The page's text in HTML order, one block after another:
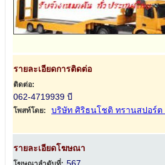
รายละเอียดการติดต่อ
ติดต่อ:
062-4719939 บี
โพสท์โดย: บริษัท ศิริธนโชติ ทรานสปอร์ต
รายละเอียดโฆษณา